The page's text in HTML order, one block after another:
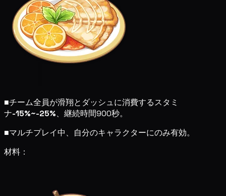
■チーム全員が滑翔とダッシュに消費するスタミ
ナ-15%~-25%、継続時間900秒。
■マルチプレイ中、自分のキャラクターにのみ有効。
材料：